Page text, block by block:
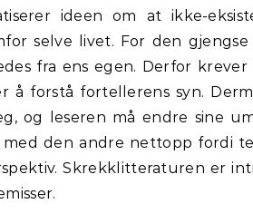
ideen om at ikke-
selve livet. For den
fra ens egen. Derfor
å forstå fortellerens syn.
og leseren må endre sine
med den andre nettopp fordi
Skrekklitteraturen er